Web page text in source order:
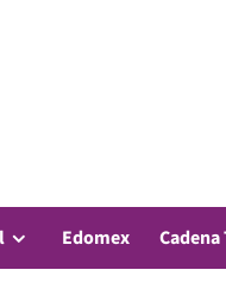
Edomex